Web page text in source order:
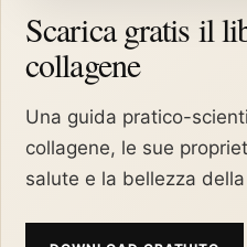
Scarica gratis il
collagene
Una guida pratico-
collagene, le sue
salute e la bellezza